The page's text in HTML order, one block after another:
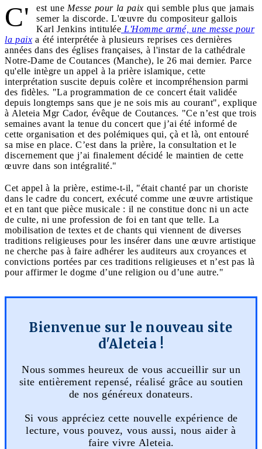
C' est une Messe pour la paix qui semble plus que jamais
semer la discorde. L'œuvre du compositeur gallois
Karl Jenkins intitulée L'Homme armé, une messe pour
la paix a été interprétée à plusieurs reprises ces dernières
années dans des églises françaises, à l'instar de la cathédrale
Notre-Dame de Coutances (Manche), le 26 mai dernier. Parce
qu'elle intègre un appel à la prière islamique, cette
interprétation suscite depuis colère et incompréhension parmi
des fidèles. "La programmation de ce concert était validée
depuis longtemps sans que je ne sois mis au courant", explique
à Aleteia Mgr Cador, évêque de Coutances. "Ce n’est que trois
semaines avant la tenue du concert que j’ai été informé de
cette organisation et des polémiques qui, çà et là, ont entouré
sa mise en place. C’est dans la prière, la consultation et le
discernement que j’ai finalement décidé le maintien de cette
œuvre dans son intégralité."
Cet appel à la prière, estime-t-il, "était chanté par un choriste
dans le cadre du concert, exécuté comme une œuvre artistique
et en tant que pièce musicale : il ne constitue donc ni un acte
de culte, ni une profession de foi en tant que telle. La
mobilisation de textes et de chants qui viennent de diverses
traditions religieuses pour les insérer dans une œuvre artistique
ne cherche pas à faire adhérer les auditeurs aux croyances et
convictions portées par ces traditions religieuses et n’est pas là
pour affirmer le dogme d’une religion ou d’une autre."
Bienvenue sur le nouveau site
d'Aleteia !
Nous sommes heureux de vous accueillir sur un
site entièrement repensé, réalisé grâce au soutien
de nos généreux donateurs.
Si vous appréciez cette nouvelle expérience de
lecture, vous pouvez, vous aussi, nous aider à
faire vivre Aleteia.